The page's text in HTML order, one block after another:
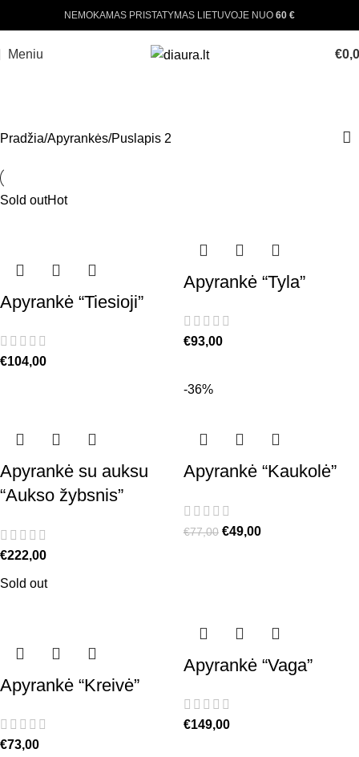
NEMOKAMAS PRISTATYMAS LIETUVOJE NUO 60 €
Meniu €
Pradžia Apyrankės Puslapis 2
Sold outHot
Apyrankė “Tiesioji”
€104,00
Apyrankė “Tyla”
€93,00
Apyrankė su auksu
“Aukso žybsnis”
€222,00
-36%
Apyrankė “Kaukolė”
€77,00 €49,00
Sold out
Apyrankė “Kreivė”
€73,00
Apyrankė “Vaga”
€149,00